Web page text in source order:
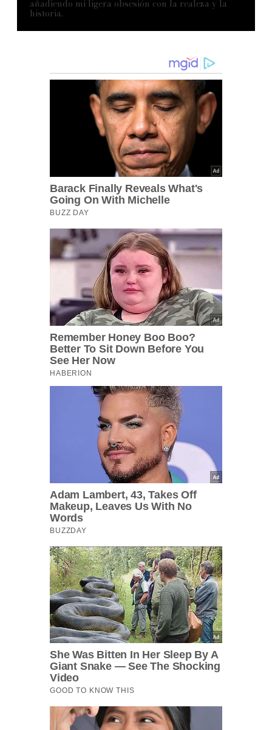
añadiendo mi ligera obsesión con la realeza y la
historia.